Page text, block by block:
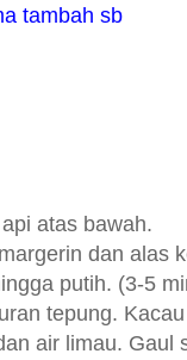
tambah sb
atas bawah.
dan alas
putih. (3-5
tepung.
air limau. Gaul